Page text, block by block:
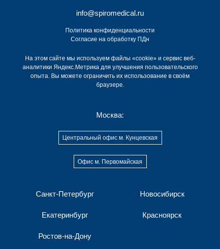
Москва:
Центральный офис м. Кунцевская
Офис м. Первомайская
Санкт-Петербург Новосибирск
Екатеринбург Красноярск
Ростов-на-Дону
info@spiromedical.ru
Политика конфиденциальности
Согласие на обработку ПДн
На этом сайте мы используем файлы «cookie» и сервис веб-
аналитики Яндекс.Метрика для улучшения пользовательского
опыта. Вы можете ограничить их использование в своём
браузере.